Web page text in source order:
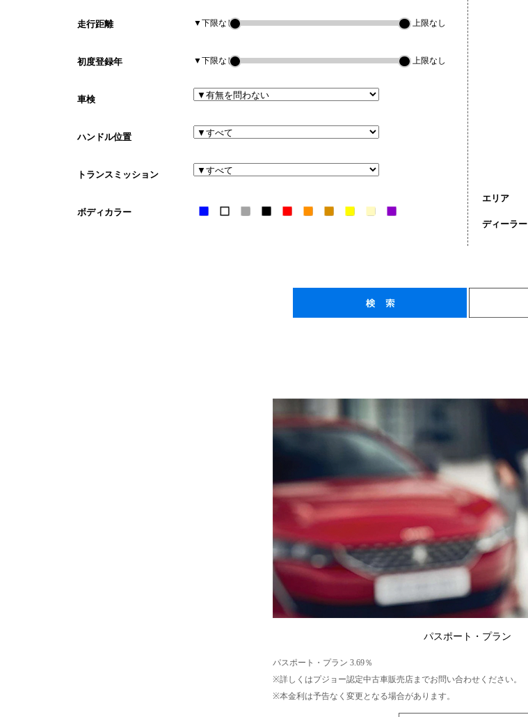
走行距離 ▼下限なし ▼上限なし
初度登録年 ▼下限なし ▼上限なし
車検
ハンドル位置
トランスミッション
ボディカラー
エリア
ディーラー
パスポート・プラン
パスポート・プラン 3.69％
※詳しくはプジョー認定中古車販売店までお問い合わせください。
※本金利は予告なく変更となる場合があります。